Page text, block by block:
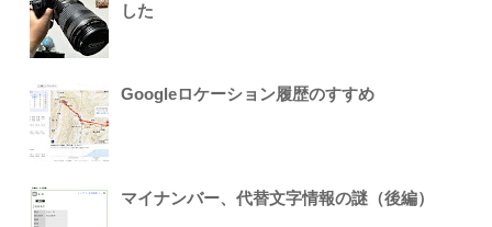
した
Googleロケーション履歴のすすめ
マイナンバー、代替文字情報の謎（後編）